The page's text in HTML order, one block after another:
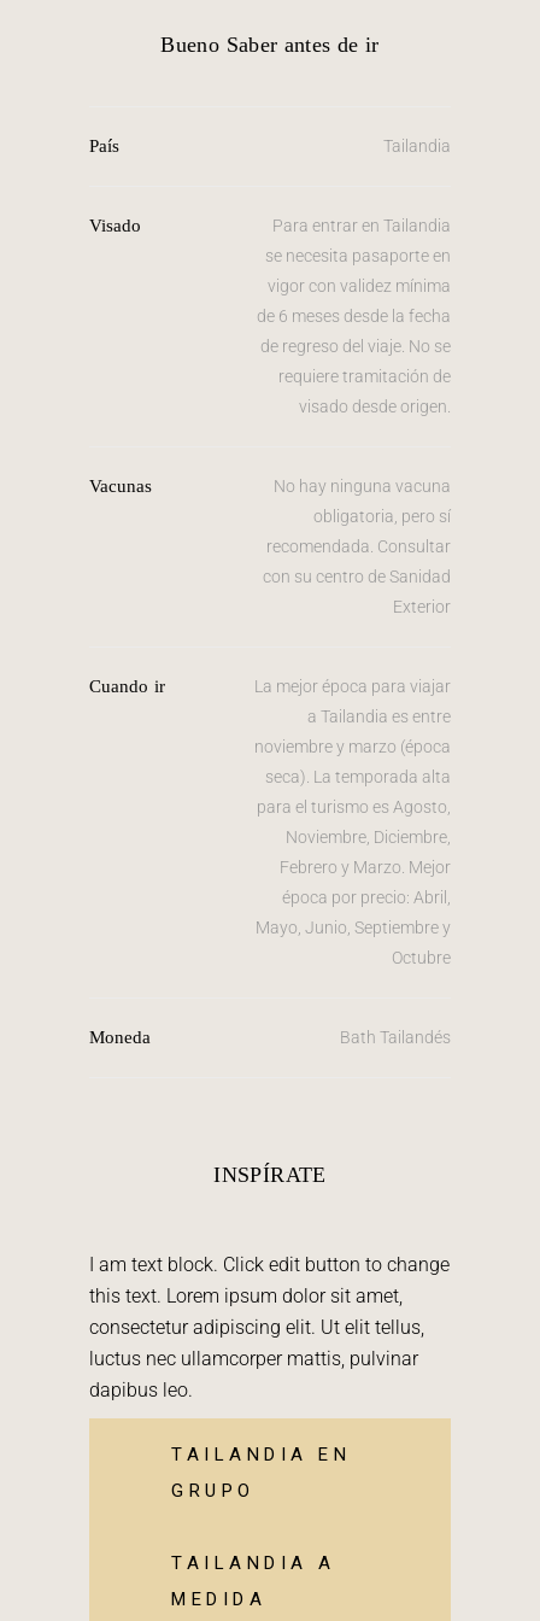
Bueno Saber antes de ir
País Tailandia
Visado
Para entrar en Tailandia
se necesita pasaporte en
vigor con validez mínima
de 6 meses desde la fecha
de regreso del viaje. No se
requiere tramitación de
visado desde origen.
Vacunas
No hay ninguna vacuna
obligatoria, pero sí
recomendada. Consultar
con su centro de Sanidad
Exterior
Cuando ir
La mejor época para viajar
a Tailandia es entre
noviembre y marzo (época
seca). La temporada alta
para el turismo es Agosto,
Noviembre, Diciembre,
Febrero y Marzo. Mejor
época por precio: Abril,
Mayo, Junio, Septiembre y
Octubre
Moneda Bath Tailandés
INSPÍRATE
I am text block. Click edit button to change
this text. Lorem ipsum dolor sit amet,
consectetur adipiscing elit. Ut elit tellus,
luctus nec ullamcorper mattis, pulvinar
dapibus leo.
TAILANDIA EN
GRUPO
TAILANDIA A
MEDIDA